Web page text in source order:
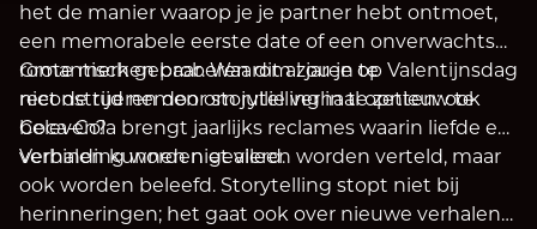
het de manier waarop je je partner hebt ontmoet,
een memorabele eerste date of een onverwachts
romantisch gebaar. Waarom zou je op Valentijnsdag
niet de tijd nemen om jullie verhaal opnieuw te
beleven?
Grote merken proberen dit al jaren te
reconstrueren door storytelling in te zetten: ook
Coca-Cola brengt jaarlijks reclames waarin liefde en
verbinding worden gevierd.
Verhalen kunnen niet alleen worden verteld, maar
ook worden beleefd. Storytelling stopt niet bij
herinneringen; het gaat ook over nieuwe verhalen